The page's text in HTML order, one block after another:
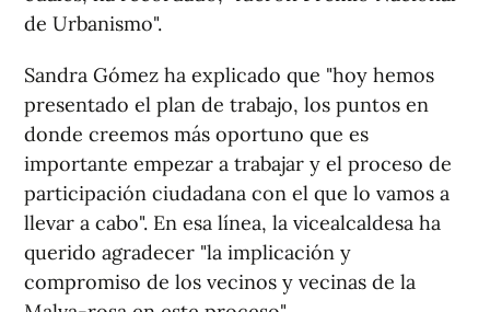
de Urbanismo".
Sandra Gómez ha explicado que "hoy hemos
presentado el plan de trabajo, los puntos en
donde creemos más oportuno que es
importante empezar a trabajar y el proceso de
participación ciudadana con el que lo vamos a
llevar a cabo". En esa línea, la vicealcaldesa ha
querido agradecer "la implicación y
compromiso de los vecinos y vecinas de la